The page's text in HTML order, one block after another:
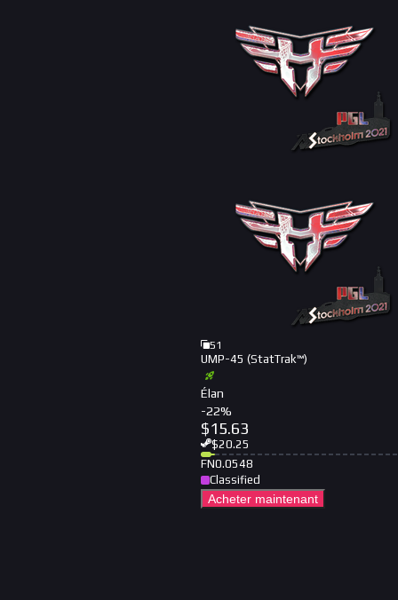
51
UMP-45 (StatTrak™)
Élan
-22%
$15.63
$20.25
FN0.0548
Classified
Acheter maintenant